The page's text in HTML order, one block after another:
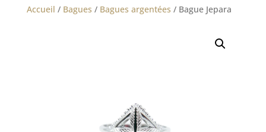
Accueil / Bagues / Bagues argentées / Bague Jepara